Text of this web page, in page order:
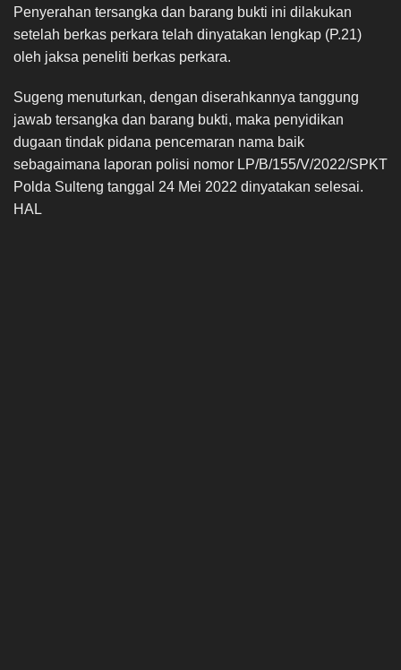
Penyerahan tersangka dan barang bukti ini dilakukan
setelah berkas perkara telah dinyatakan lengkap (P.21)
oleh jaksa peneliti berkas perkara.
Sugeng menuturkan, dengan diserahkannya tanggung
jawab tersangka dan barang bukti, maka penyidikan
dugaan tindak pidana pencemaran nama baik
sebagaimana laporan polisi nomor LP/B/155/V/2022/SPKT
Polda Sulteng tanggal 24 Mei 2022 dinyatakan selesai.
HAL